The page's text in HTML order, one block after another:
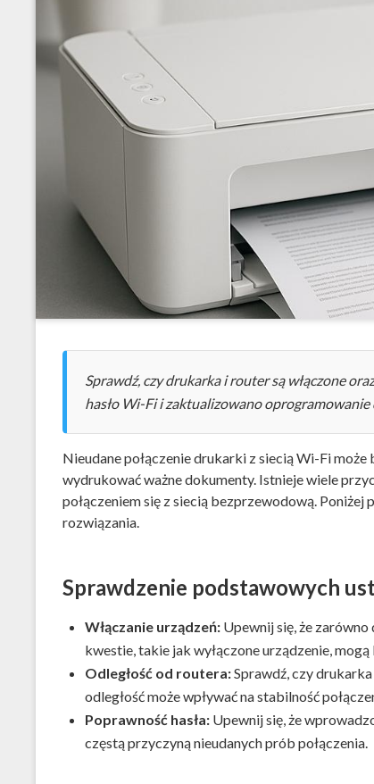
Sprawdź, czy drukarka i router są włączone
hasło Wi-Fi i zaktualizowano oprogramowanie
Nieudane połączenie drukarki z siecią Wi-Fi
wydrukować ważne dokumenty. Istnieje wiele
połączeniem się z siecią bezprzewodową.
rozwiązania.
Sprawdzenie podstawowych
Włączanie urządzeń:Upewnij się, że zarówno
kwestie, takie jak wyłączone urządzenie,
Odległość od routera:Sprawdź, czy drukarka
odległość może wpływać na stabilność
Poprawność hasła:Upewnij się, że
częstą przyczyną nieudanych prób połączenia.